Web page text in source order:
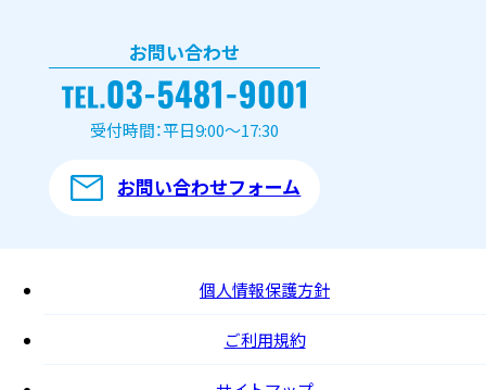
お問い合わせ
受付時間：平日9:00～17:30
お問い合わせフォーム
個人情報保護方針
ご利用規約